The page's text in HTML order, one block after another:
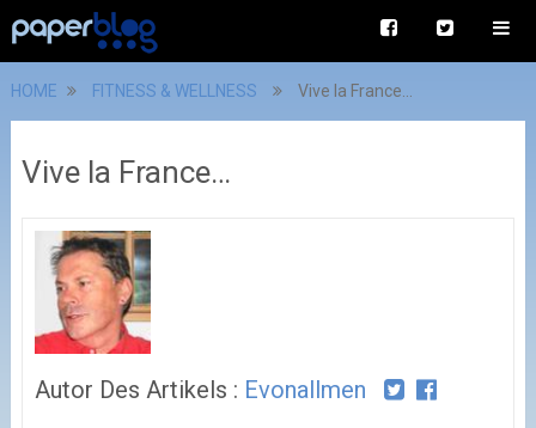
HOME FITNESS & WELLNESS Vive la France…
Vive la France…
Autor Des Artikels : Evonallmen